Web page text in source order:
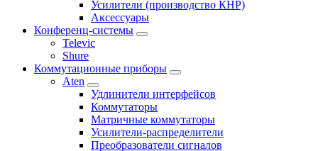
Усилители (производство КНР)
Аксессуары
Конференц-системы
Televic
Shure
Коммутационные приборы
Aten
Удлинители интерфейсов
Коммутаторы
Матричные коммутаторы
Усилители-распределители
Преобразователи сигналов